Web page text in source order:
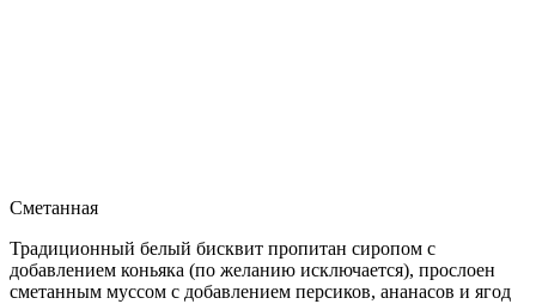
Сметанная
Традиционный белый бисквит пропитан сиропом с
добавлением коньяка (по желанию исключается), прослоен
сметанным муссом с добавлением персиков, ананасов и ягод